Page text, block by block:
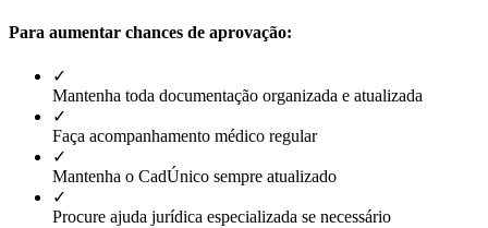
Para aumentar chances de aprovação:
✓
Mantenha toda documentação organizada e atualizada
✓
Faça acompanhamento médico regular
✓
Mantenha o CadÚnico sempre atualizado
✓
Procure ajuda jurídica especializada se necessário